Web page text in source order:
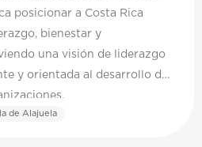
posicionar a Costa Rica
bienestar y
una visión de liderazgo
y orientada al desarrollo de
de Alajuela